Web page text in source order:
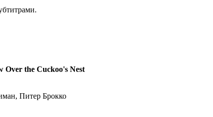
the Cuckoo's Nest
Питер Брокко